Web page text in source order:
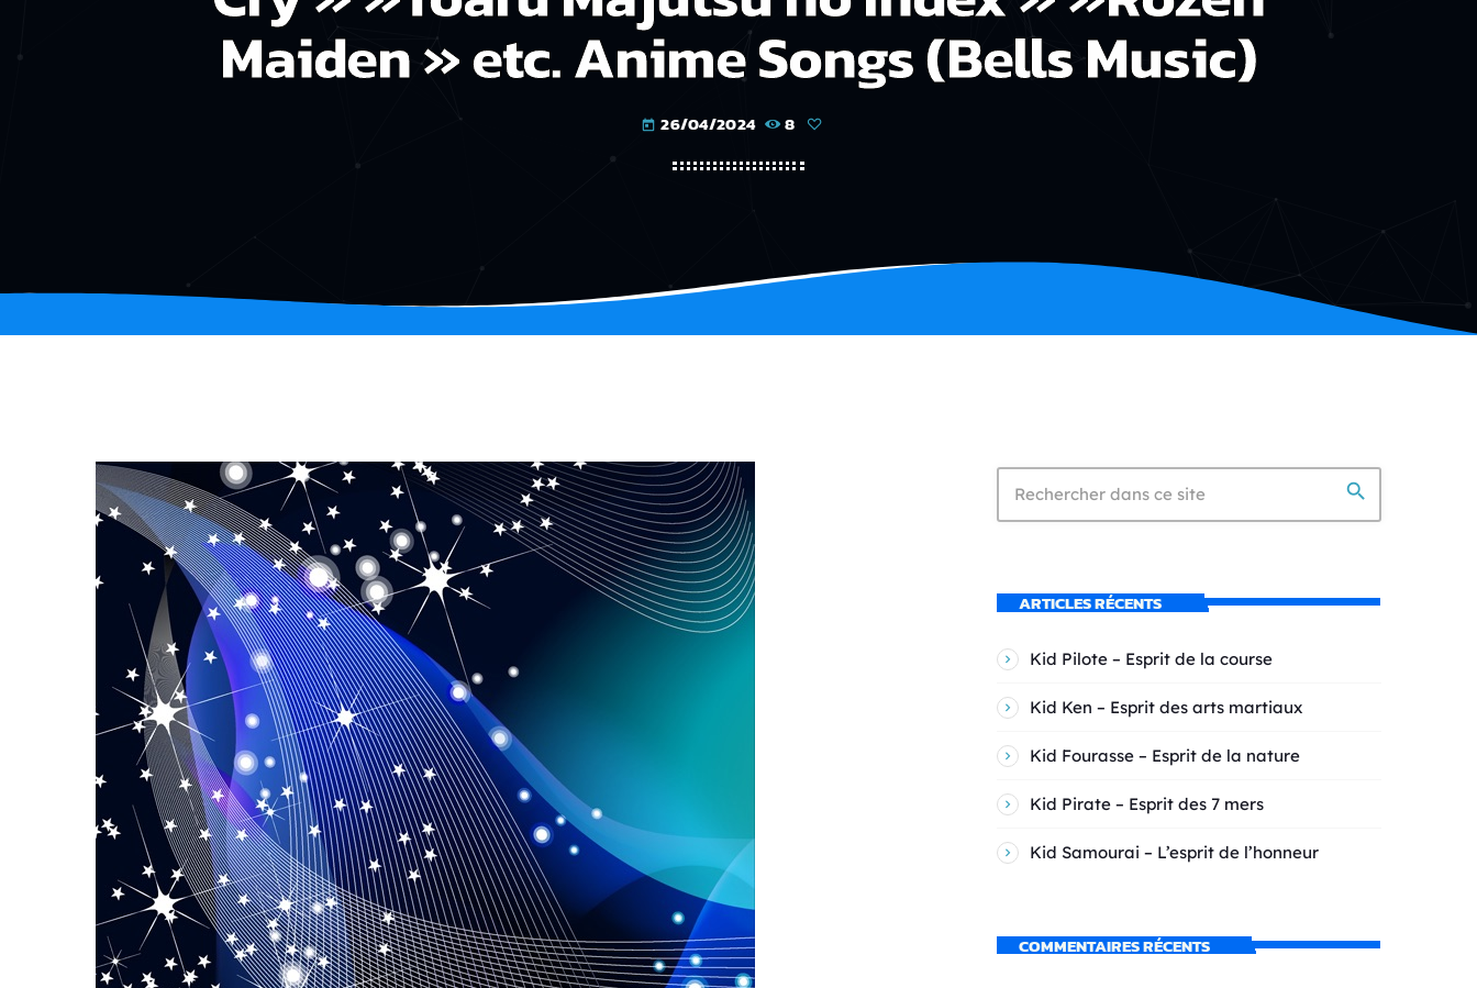
Maiden » etc. Anime Songs (Bells Music)
today 26/04/2024 8
search
ARTICLES RÉCENTS
Kid Pilote – Esprit de la course
Kid Ken – Esprit des arts martiaux
Kid Fourasse – Esprit de la nature
Kid Pirate – Esprit des 7 mers
Kid Samourai – L’esprit de l’honneur
COMMENTAIRES RÉCENTS